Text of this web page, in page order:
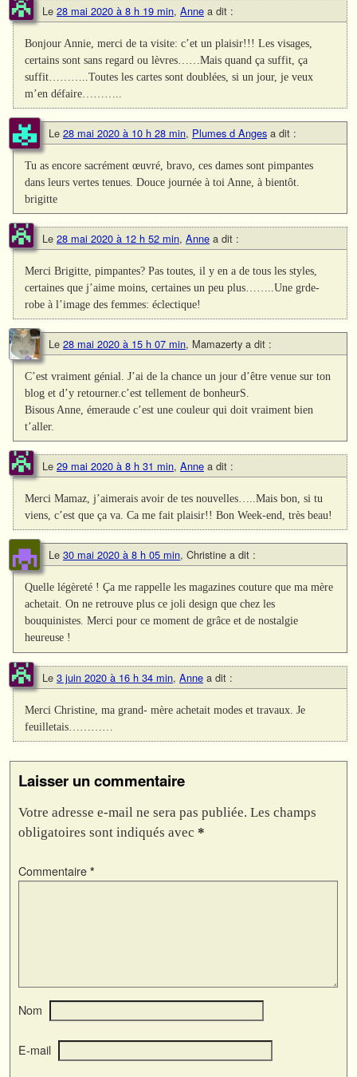
Le 28 mai 2020 à 8 h 19 min, Anne a dit :
Bonjour Annie, merci de ta visite: c’et un plaisir!!! Les visages,
certains sont sans regard ou lèvres……Mais quand ça suffit, ça
suffit………..Toutes les cartes sont doublées, si un jour, je veux
m’en défaire………..
Le 28 mai 2020 à 10 h 28 min, Plumes d Anges a dit :
Tu as encore sacrément œuvré, bravo, ces dames sont pimpantes
dans leurs vertes tenues. Douce journée à toi Anne, à bientôt.
brigitte
Le 28 mai 2020 à 12 h 52 min, Anne a dit :
Merci Brigitte, pimpantes? Pas toutes, il y en a de tous les styles,
certaines que j’aime moins, certaines un peu plus……..Une grde-
robe à l’image des femmes: éclectique!
Le 28 mai 2020 à 15 h 07 min, Mamazerty a dit :
C’est vraiment génial. J’ai de la chance un jour d’être venue sur ton
blog et d’y retourner.c’est tellement de bonheurS.
Bisous Anne, émeraude c’est une couleur qui doit vraiment bien
t’aller.
Le 29 mai 2020 à 8 h 31 min, Anne a dit :
Merci Mamaz, j’aimerais avoir de tes nouvelles…..Mais bon, si tu
viens, c’est que ça va. Ca me fait plaisir!! Bon Week-end, très beau!
Le 30 mai 2020 à 8 h 05 min, Christine a dit :
Quelle légèreté ! Ça me rappelle les magazines couture que ma mère
achetait. On ne retrouve plus ce joli design que chez les
bouquinistes. Merci pour ce moment de grâce et de nostalgie
heureuse !
Le 3 juin 2020 à 16 h 34 min, Anne a dit :
Merci Christine, ma grand- mère achetait modes et travaux. Je
feuilletais…………
Laisser un commentaire
Votre adresse e-mail ne sera pas publiée. Les champs
obligatoires sont indiqués avec *
Commentaire *
Nom
E-mail